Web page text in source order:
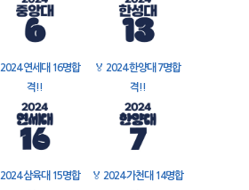
2024 연세대 16명합
격!!
🏅 2024 한양대 7명합
격!!
2024 삼육대 15명합
🏅 2024 가천대 14명합